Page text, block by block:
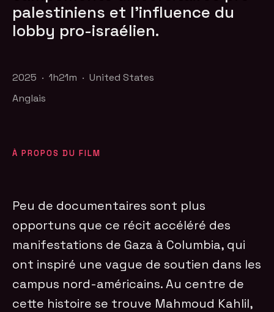
palestiniens et l’influence du
lobby pro-israélien.
2025 · 1h21m · United States
Anglais
À PROPOS DU FILM
Peu de documentaires sont plus
opportuns que ce récit accéléré des
manifestations de Gaza à Columbia, qui
ont inspiré une vague de soutien dans les
campus nord-américains. Au centre de
cette histoire se trouve Mahmoud Kahlil,